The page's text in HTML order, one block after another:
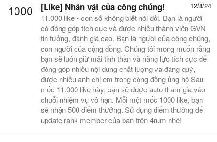
1000 12/8/24
[Like] Nhân vật của công chúng!
11.000 like - con số không biết nói dối. Bạn là người
có đóng góp tích cực và được nhiều thành viên GVN
tin tưởng, đánh giá cao. Bạn là người của công chúng,
con người của cộng đồng. Chúng tôi mong muốn rằng
bạn sẽ luôn giữ mãi tinh thần và năng lực tích cực để
đóng góp nhiều nội dung chất lượng và đáng quý,
được nhiều anh chị em trong cộng đồng ủng hộ Sau
mốc 11.000 like này, bạn sẽ được auto tham gia vào
chuỗi nhiệm vụ vô hạn. Mỗi một mốc 1000 like, bạn
sẽ nhận 500 điểm thưởng. Sử dụng điểm thưởng để
update rank member của bạn trên 4rum nhé!